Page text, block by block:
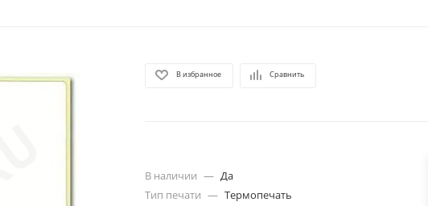
В избранное Сравнить
В наличии — Да
Тип печати — Термопечать